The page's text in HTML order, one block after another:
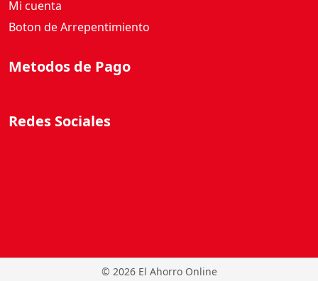
Boton de Arrepentimiento
© 2026 El Ahorro Online